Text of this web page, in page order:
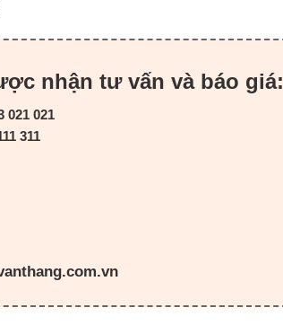
nhận tư vấn và báo giá:
021 021
311